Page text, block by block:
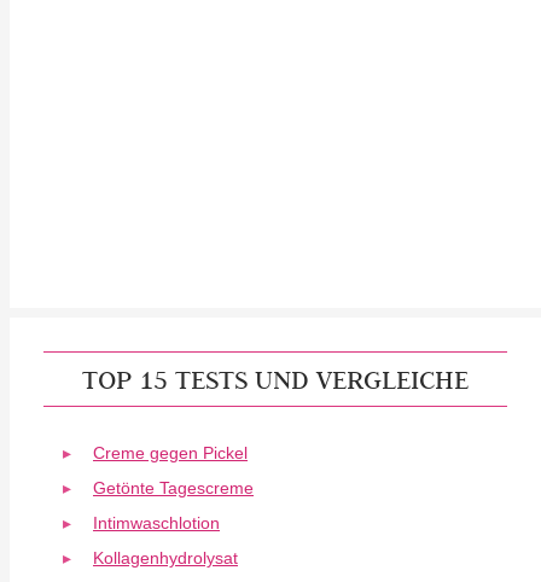
TOP 15 TESTS UND VERGLEICHE
Creme gegen Pickel
Getönte Tagescreme
Intimwaschlotion
Kollagenhydrolysat